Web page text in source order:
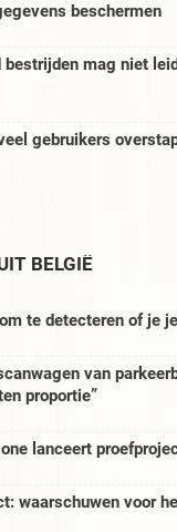
beschermen
bestrijden mag niet
gebruikers
BELGIË
te detecteren of je
van
proportie”
lanceert
waarschuwen voor